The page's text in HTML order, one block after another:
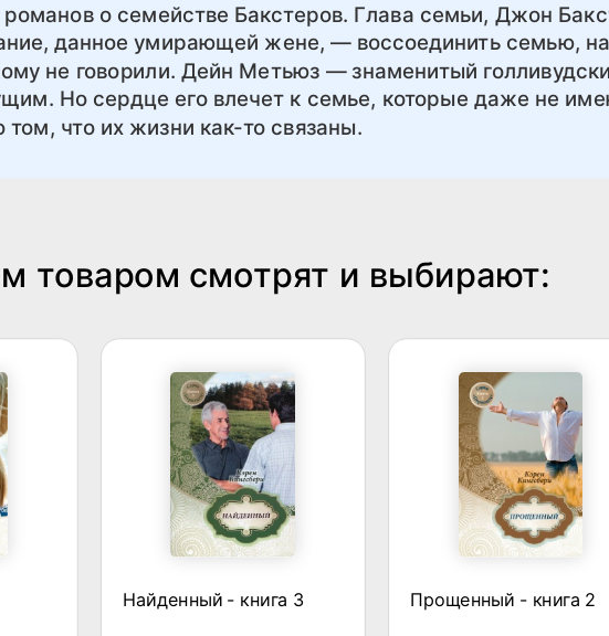
о семействе Бакстеров. Глава семьи, Джон
данное умирающей жене, — воссоединить семью,
не говорили. Дейн Метьюз — знаменитый
Но сердце его влечет к семье, которые даже не
том, что их жизни как-то связаны.
товаром смотрят и выбирают:
Найденный - книга 3 Прощенный - книга 2